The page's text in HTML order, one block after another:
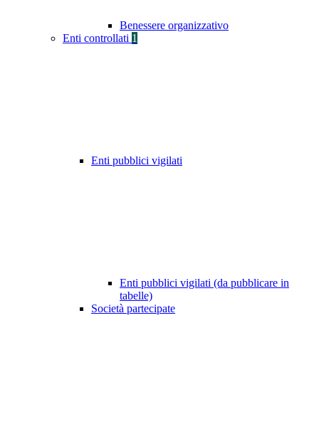
Benessere organizzativo
Enti controllati 1
Enti pubblici vigilati
Enti pubblici vigilati (da pubblicare in
tabelle)
Società partecipate